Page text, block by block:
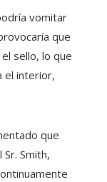
vomitar
que
sello, lo que
el interior,
que
Smith,